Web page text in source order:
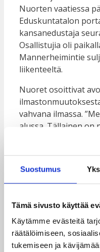
Suostumus
Tämä sivusto käyttää
Käytämme evästeitä
räätälöimiseen,
tukemiseen ja
Nuorten vaatiessa
Eduskuntatalon
kansanedustaja
Osallistujia oli
Mannerheimintie
liikenteeltä.
Nuoret osoittivat
vahvana ilmassa.
alussa. Tällainen on
”Mua suututtaa aika
ensimmäinen
tekemään sille jotain.
tekosyitä, miksi me
eteen töitä”, jatkoi
puheessaan.